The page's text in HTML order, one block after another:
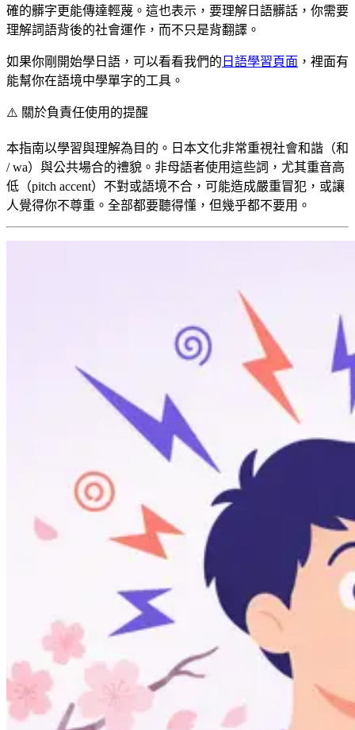
確的髒字更能傳達輕蔑。這也表示，要理解日語髒話，你需要
理解詞語背後的社會運作，而不只是背翻譯。
如果你剛開始學日語，可以看看我們的 日語學習頁面 ，裡面有
能幫你在語境中學單字的工具。
⚠️ 關於負責任使用的提醒
本指南以學習與理解為目的。日本文化非常重視社會和諧（和
/ wa）與公共場合的禮貌。非母語者使用這些詞，尤其重音高
低（pitch accent）不對或語境不合，可能造成嚴重冒犯，或讓
人覺得你不尊重。全部都要聽得懂，但幾乎都不要用。